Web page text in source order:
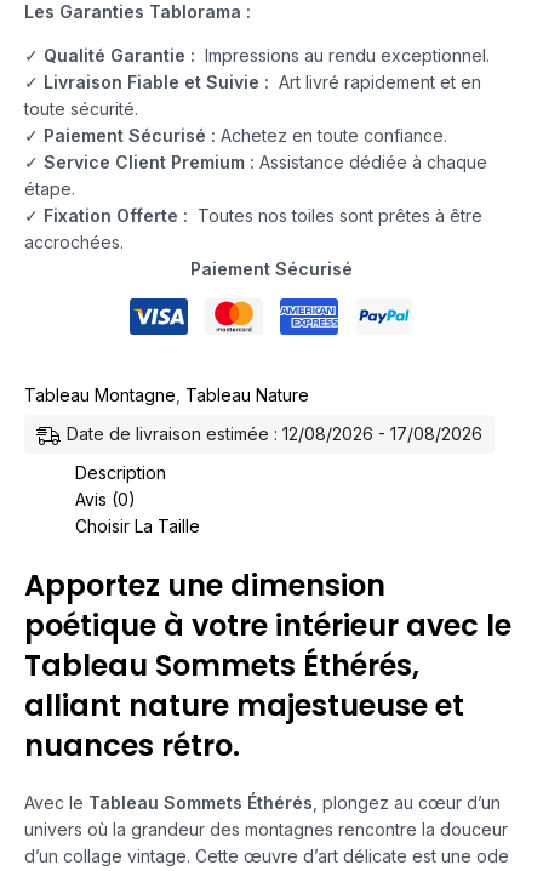
Les Garanties Tablorama :
✓ Qualité Garantie : Impressions au rendu exceptionnel.
✓ Livraison Fiable et Suivie : Art livré rapidement et en
toute sécurité.
✓ Paiement Sécurisé : Achetez en toute confiance.
✓ Service Client Premium : Assistance dédiée à chaque
étape.
✓ Fixation Offerte : Toutes nos toiles sont prêtes à être
accrochées.
Paiement Sécurisé
Tableau Montagne Tableau Nature
Date de livraison estimée : 12/08/2026 - 17/08/2026
Description
Avis (0)
Choisir La Taille
Apportez une dimension
poétique à votre intérieur avec le
Tableau Sommets Éthérés,
alliant nature majestueuse et
nuances rétro.
Avec le Tableau Sommets Éthérés , plongez au cœur d’un
univers où la grandeur des montagnes rencontre la douceur
d’un collage vintage. Cette œuvre d’art délicate est une ode